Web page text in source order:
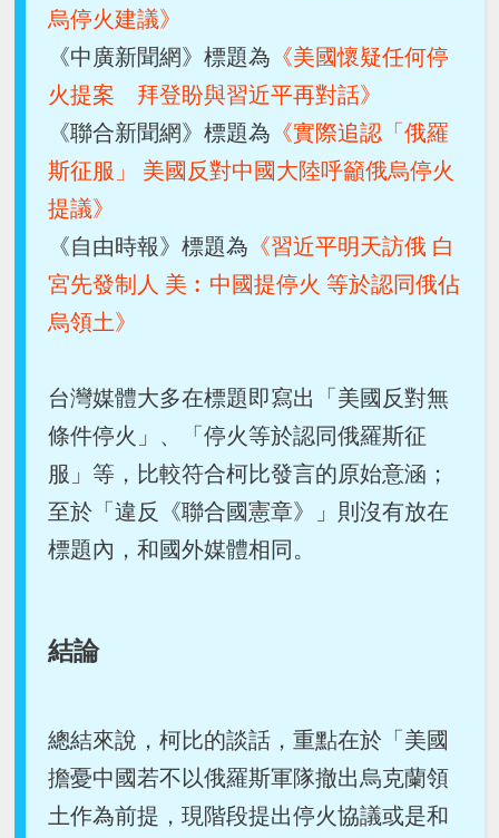
烏停火建議》
《中廣新聞網》標題為 《美國懷疑任何停
火提案 拜登盼與習近平再對話》
《聯合新聞網》標題為 《實際追認「俄羅
斯征服」 美國反對中國大陸呼籲俄烏停火
提議》
《自由時報》標題為 《習近平明天訪俄 白
宮先發制人 美︰中國提停火 等於認同俄佔
烏領土》
台灣媒體大多在標題即寫出「美國反對無
條件停火」、「停火等於認同俄羅斯征
服」等，比較符合柯比發言的原始意涵；
至於「違反《聯合國憲章》」則沒有放在
標題內，和國外媒體相同。
結論
總結來說，柯比的談話，重點在於「美國
擔憂中國若不以俄羅斯軍隊撤出烏克蘭領
土作為前提，現階段提出停火協議或是和